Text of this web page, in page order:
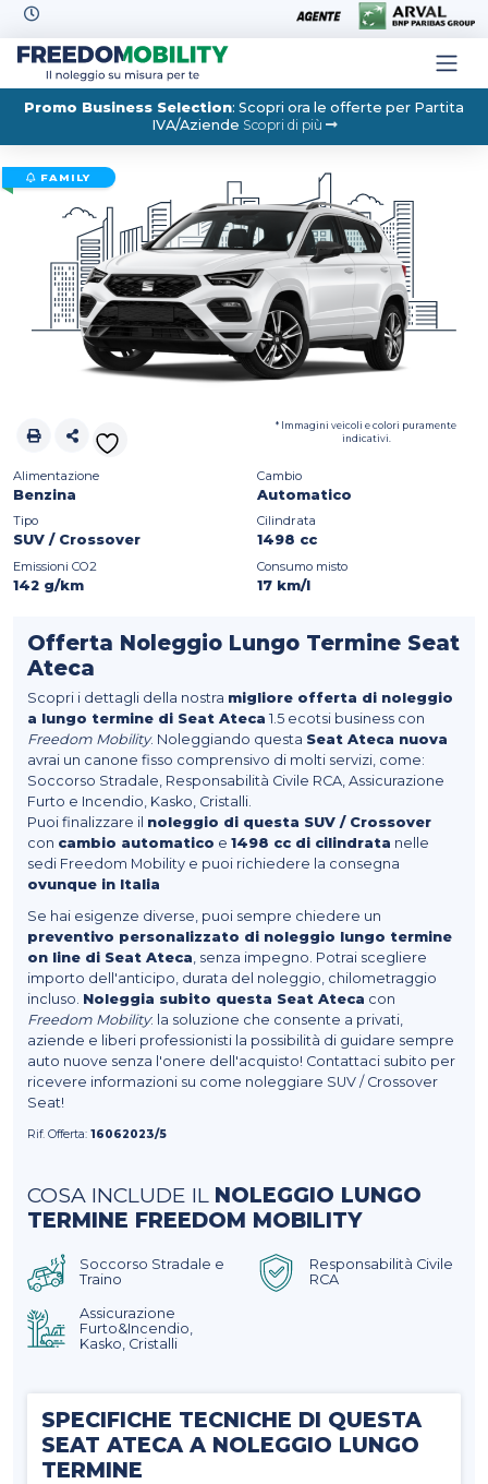
Skip to content
Promo Business Selection: Scopri ora le offerte per Partita
IVA/Aziende Scopri di più
FAMILY
* Immagini veicoli e colori puramente
indicativi.
Alimentazione
Benzina
Cambio
Automatico
Tipo
SUV / Crossover
Cilindrata
1498 cc
Emissioni CO2
142 g/km
Consumo misto
17 km/l
Offerta Noleggio Lungo Termine Seat
Ateca
Scopri i dettagli della nostra migliore offerta di noleggio
a lungo termine di Seat Ateca 1.5 ecotsi business con
Freedom Mobility. Noleggiando questa Seat Ateca nuova
avrai un canone fisso comprensivo di molti servizi, come:
Soccorso Stradale, Responsabilità Civile RCA, Assicurazione
Furto e Incendio, Kasko, Cristalli.
Puoi finalizzare il noleggio di questa SUV / Crossover
con cambio automatico e 1498 cc di cilindrata nelle
sedi Freedom Mobility e puoi richiedere la consegna
ovunque in Italia
Se hai esigenze diverse, puoi sempre chiedere un
preventivo personalizzato di noleggio lungo termine
on line di Seat Ateca , senza impegno. Potrai scegliere
importo dell'anticipo, durata del noleggio, chilometraggio
incluso. Noleggia subito questa Seat Ateca con
Freedom Mobility: la soluzione che consente a privati,
aziende e liberi professionisti la possibilità di guidare sempre
auto nuove senza l'onere dell'acquisto! Contattaci subito per
ricevere informazioni su come noleggiare SUV / Crossover
Seat!
Rif. Offerta: 16062023/5
COSA INCLUDE IL NOLEGGIO LUNGO
TERMINE FREEDOM MOBILITY
Soccorso Stradale e
Traino
Responsabilità Civile
RCA
Assicurazione
Furto&Incendio,
Kasko, Cristalli
SPECIFICHE TECNICHE DI QUESTA
SEAT ATECA A NOLEGGIO LUNGO
TERMINE